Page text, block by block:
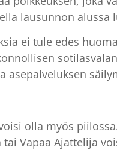
lausunnon alussa
ei tule edes
asepalveluksen
olla myös
Vapaa Ajattelija